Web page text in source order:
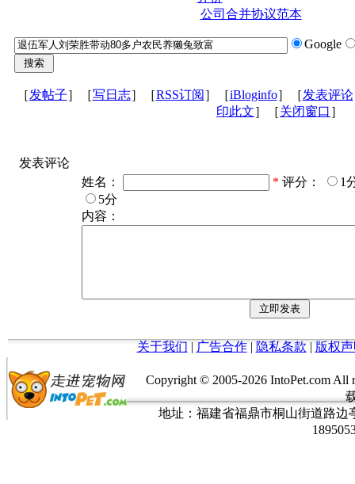
公司合并协议范本
Google
［发帖子］［写日志］［RSS订阅 ］［iBloginfo］［发表评论
印此文］［关闭窗口 ］
发表评论
姓名：
* 评分：
1
5分
内容：
关于我们 | 广告合作| 隐私条款 | 版权
Copyright © 2005-2026 IntoPet.com
地址：福建省福鼎市桐山街道路边